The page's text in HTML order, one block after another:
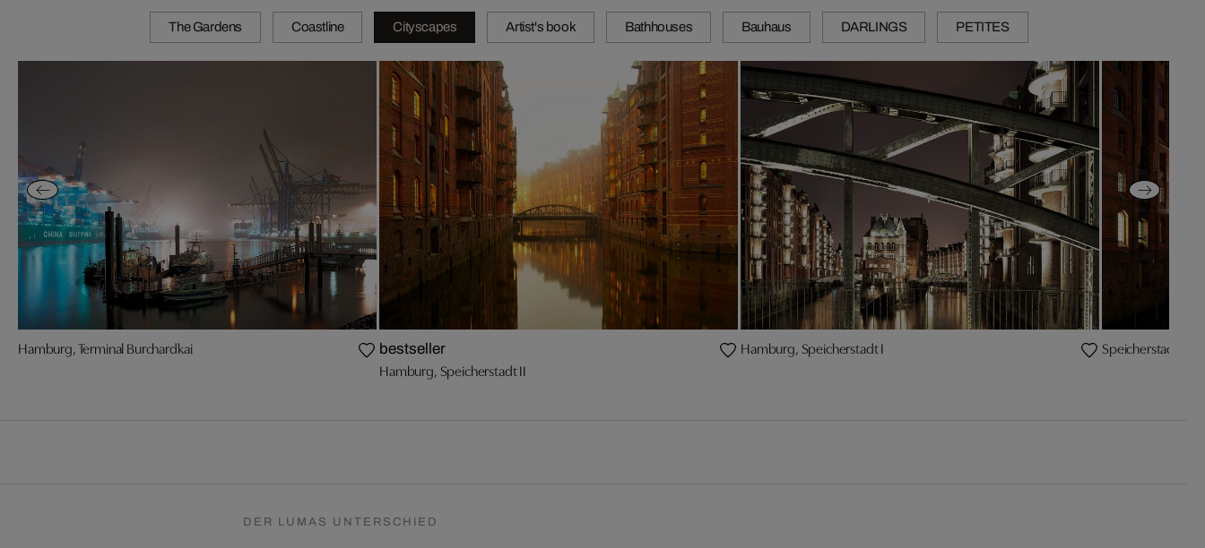
The Gardens Coastline Cityscapes Artist's book Bathhouses Bauhaus DARLINGS PETITES
Hamburg, Terminal Burchardkai bestseller
Hamburg, Speicherstadt II
Hamburg, Speicherstadt I Speicherstadt IV
DER LUMAS UNTERSCHIED